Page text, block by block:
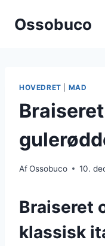
Ossobuco
HOVEDRET MAD
AfOssobuco 10.
Braiseret
klassisk